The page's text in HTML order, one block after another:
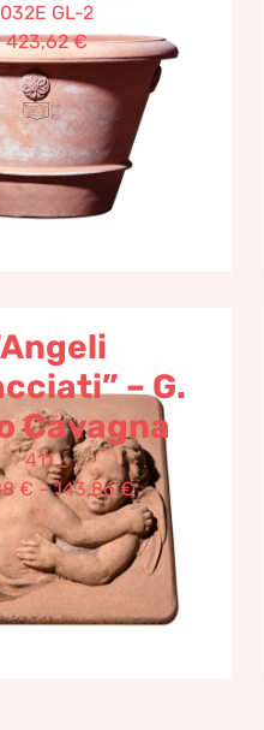
032E GL-2
423,62€
– G.
Cavagna
411_
€ –143,86€